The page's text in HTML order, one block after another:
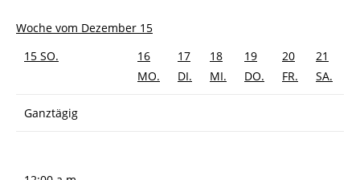
Woche vom Dezember 15
15 SO.
16
MO.
17
DI.
18
MI.
19
DO.
20
FR.
21
SA.
Ganztägig